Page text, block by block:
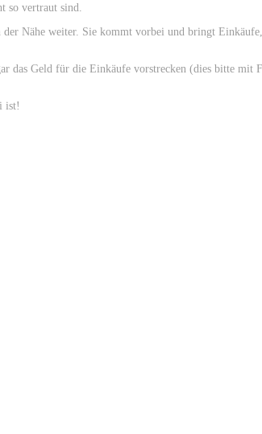
so vertraut sind.
Nähe weiter. Sie kommt vorbei und bringt
das Geld für die Einkäufe vorstrecken (dies bitte mit
ist!